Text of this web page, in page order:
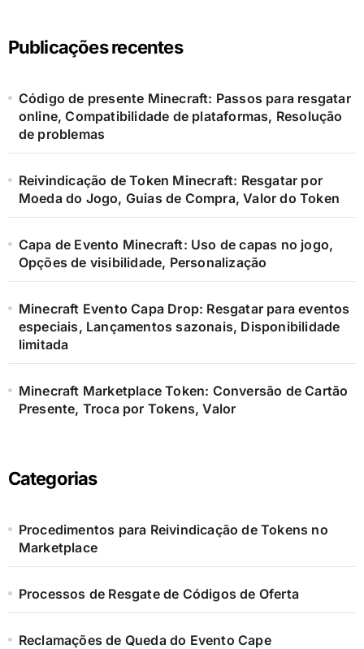
Publicações recentes
Código de presente Minecraft: Passos para resgatar
online, Compatibilidade de plataformas, Resolução
de problemas
Reivindicação de Token Minecraft: Resgatar por
Moeda do Jogo, Guias de Compra, Valor do Token
Capa de Evento Minecraft: Uso de capas no jogo,
Opções de visibilidade, Personalização
Minecraft Evento Capa Drop: Resgatar para eventos
especiais, Lançamentos sazonais, Disponibilidade
limitada
Minecraft Marketplace Token: Conversão de Cartão
Presente, Troca por Tokens, Valor
Categorias
Procedimentos para Reivindicação de Tokens no
Marketplace
Processos de Resgate de Códigos de Oferta
Reclamações de Queda do Evento Cape